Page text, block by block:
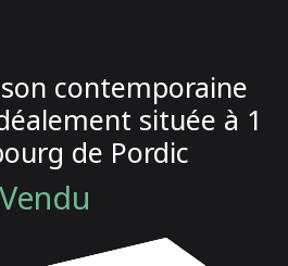
contemporaine
située à 1
de Pordic
Vendu